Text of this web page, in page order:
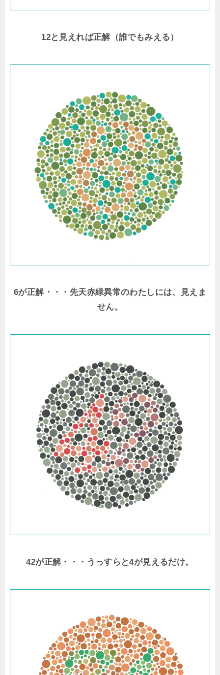
12と見えれば正解（誰でもみえる）
6が正解・・・先天赤緑異常のわたしには、見えま
せん。
42が正解・・・うっすらと4が見えるだけ。